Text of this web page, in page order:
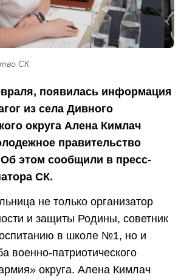
СК
появилась информация
из села Дивного
округа Алена Кимлач
правительство
этом сообщили в пресс-
СК.
не только организатор
и защиты Родины, советник
в школе №1, но и
военно-патриотического
округа. Алена Кимлач